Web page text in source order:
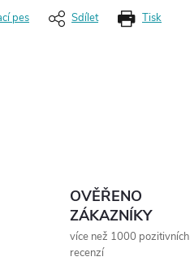
Tisk
pes Sdílet
OVĚŘENO
ZÁKAZNÍKY
více než 1000 pozitivních
recenzí